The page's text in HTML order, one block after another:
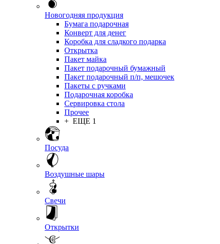
Новогодняя продукция
Бумага подарочная
Конверт для денег
Коробка для сладкого подарка
Открытка
Пакет майка
Пакет подарочный бумажный
Пакет подарочный п/п, мешочек
Пакеты с ручками
Подарочная коробка
Сервировка стола
Прочее
+ ЕЩЕ 1
Посуда
Воздушные шары
Свечи
Открытки